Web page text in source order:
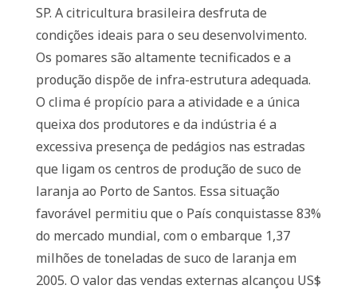
SP. A citricultura brasileira desfruta de
condições ideais para o seu desenvolvimento.
Os pomares são altamente tecnificados e a
produção dispõe de infra-estrutura adequada.
O clima é propício para a atividade e a única
queixa dos produtores e da indústria é a
excessiva presença de pedágios nas estradas
que ligam os centros de produção de suco de
laranja ao Porto de Santos. Essa situação
favorável permitiu que o País conquistasse 83%
do mercado mundial, com o embarque 1,37
milhões de toneladas de suco de laranja em
2005. O valor das vendas externas alcançou US$